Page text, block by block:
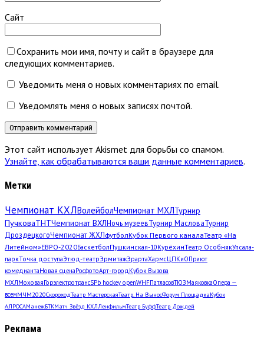
Сайт
Сохранить мои имя, почту и сайт в браузере для
следующих комментариев.
Уведомить меня о новых комментариях по email.
Уведомлять меня о новых записях почтой.
Этот сайт использует Akismet для борьбы со спамом.
Узнайте, как обрабатываются ваши данные комментариев.
Метки
Чемпионат КХЛВолейболЧемпионат МХЛТурнир
ПучковаТНТЧемпионат ВХЛНочь музеевТурнир МасловаТурнир
ДроздецкогоЧемпионат ЖХЛфутболКубок Первого каналаТеатр «На
Литейном»ЕВРО-2020БаскетболПушкинская-10КурёхинТеатр ОсобнякУпсала-
паркТочка доступаЭтюд-театрЭрмитажЭрартаХармсЦПКиОПриют
комедиантаНовая сценаРосфотоАрт-город Кубок Вызова
МХЛМоховаяГорэлектротрансSPb hockey openWHFПатласовТЮЗМаяковкаОпера —
всемМЧМ2020СкороходТеатр МастерскаяТеатр. На ВыносФорум ПлощадкаКубок
АЛРОСАМанежБТКМатч Звёзд КХЛЛенфильмТеатр БуффТеатр Дождей
Реклама